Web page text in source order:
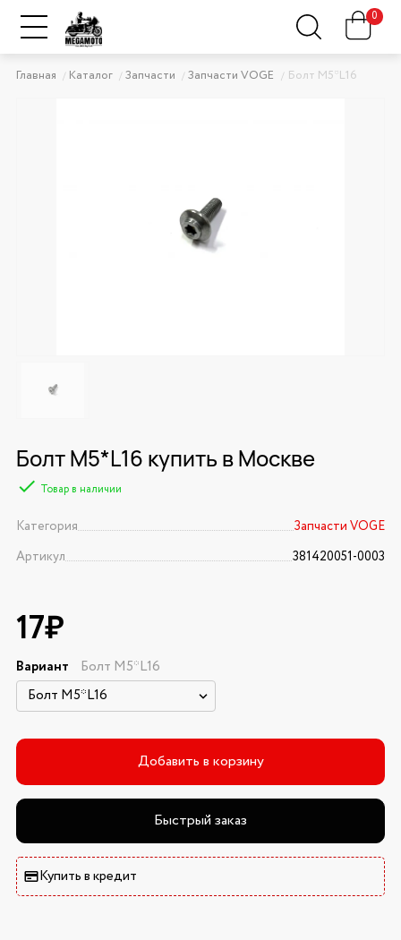
0
Главная Каталог Запчасти Запчасти VOGE Болт M5*L16
Болт M5*L16 купить в Москве
Товар в наличии
Категория
Запчасти VOGE
Артикул
381420051-0003
17₽
Вариант Болт M5*L16
Добавить в корзину
Быстрый заказ
Купить в кредит